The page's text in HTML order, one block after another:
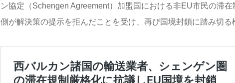
ン協定（Schengen Agreement）加盟国における非EU市民の滞
側が解決策の提示を拒んだことを受け、再び国境封鎖に踏み切る